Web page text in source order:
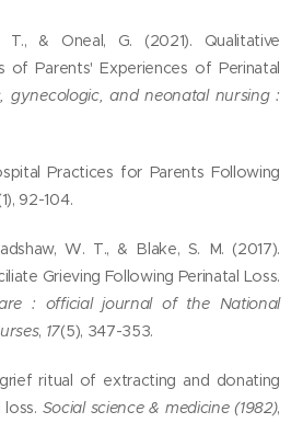
bijoux
emmêlé
s, les
choucho
et les
jolis
petits
nœuds
qui
prennen
& Oneal, G. (2021). Qualitative
of Parents' Experiences of Perinatal
gynecologic, and neonatal nursing :
Practices for Parents Following
92-104.
W. T., & Blake, S. M. (2017).
Grieving Following Perinatal Loss.
: official journal of the National
, 17(5), 347-353.
ritual of extracting and donating
Social science & medicine (1982),